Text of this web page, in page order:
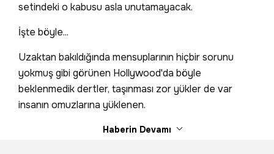
setindeki o kabusu asla unutamayacak.
İşte böyle...
Uzaktan bakıldığında mensuplarının hiçbir sorunu
yokmuş gibi görünen Hollywood'da böyle
beklenmedik dertler, taşınması zor yükler de var
insanın omuzlarına yüklenen.
Haberin Devamı